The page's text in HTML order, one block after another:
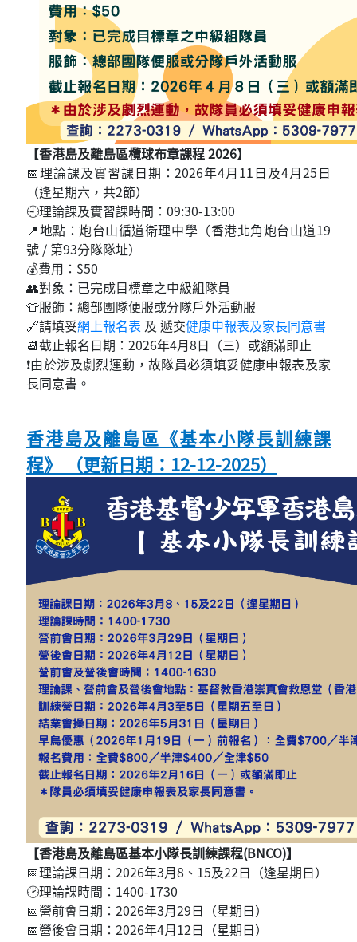
【香港島及離島區欖球布章課程 2026】
📅理論課及實習課日期：2026年4月11日及4月25日
（逢星期六，共2節）
🕘理論課及實習課時間：09:30-13:00
📍地點：炮台山循道衛理中學（香港北角炮台山道19
號 / 第93分隊隊址）
💰費用：$50
👥對象：已完成目標章之中級組隊員
👕服飾：總部團隊便服或分隊戶外活動服
🔗請填妥網上報名表 及 遞交健康申報表及家長同意書
📆截止報名日期：2026年4月8日（三）或額滿即止
❗由於涉及劇烈運動，故隊員必須填妥健康申報表及家
長同意書。
香港島及離島區《基本小隊長訓練課
程》 （更新日期：12-12-2025）
【香港島及離島區基本小隊長訓練課程(BNCO)】
📅理論課日期：2026年3月8、15及22日（逢星期日）
🕑理論課時間：1400-1730
📅營前會日期：2026年3月29日（星期日）
📅營後會日期：2026年4月12日（星期日）